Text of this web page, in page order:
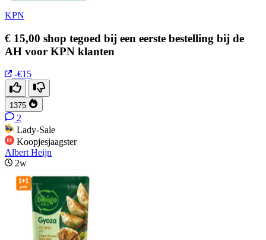
KPN
€ 15,00 shop tegoed bij een eerste bestelling bij de
AH voor KPN klanten
-€15
1375
2
Lady-Sale
Koopjesjaagster
Albert Heijn
2w